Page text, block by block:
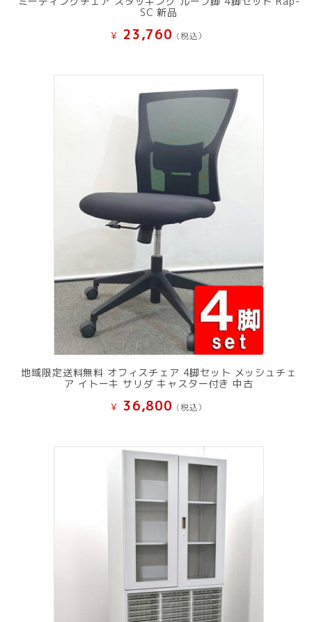
SC 新品
¥ 23,760 (税込）
地域限定送料無料 オフィスチェア 4脚セット メッシュチェ
ア イトーキ サリダ キャスター付き 中古
¥ 36,800 (税込）